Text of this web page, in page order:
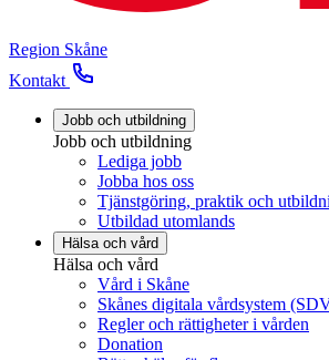
Region Skåne
Kontakt
Jobb och utbildning
Jobb och utbildning
Lediga jobb
Jobba hos oss
Tjänstgöring, praktik och
Utbildad utomlands
Hälsa och vård
Hälsa och vård
Vård i Skåne
Skånes digitala vårdsystem
Regler och rättigheter i vården
Donation